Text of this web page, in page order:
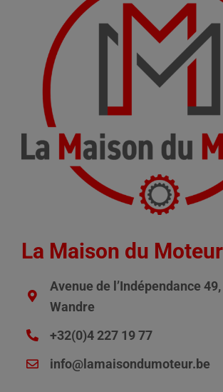
La Maison du Moteur
Avenue de l’Indépendance
Wandre
+32(0)4 227 19 77
info@lamaisondumoteur.be